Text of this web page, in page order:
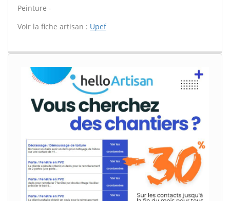
Peinture -
Voir la fiche artisan : Upef